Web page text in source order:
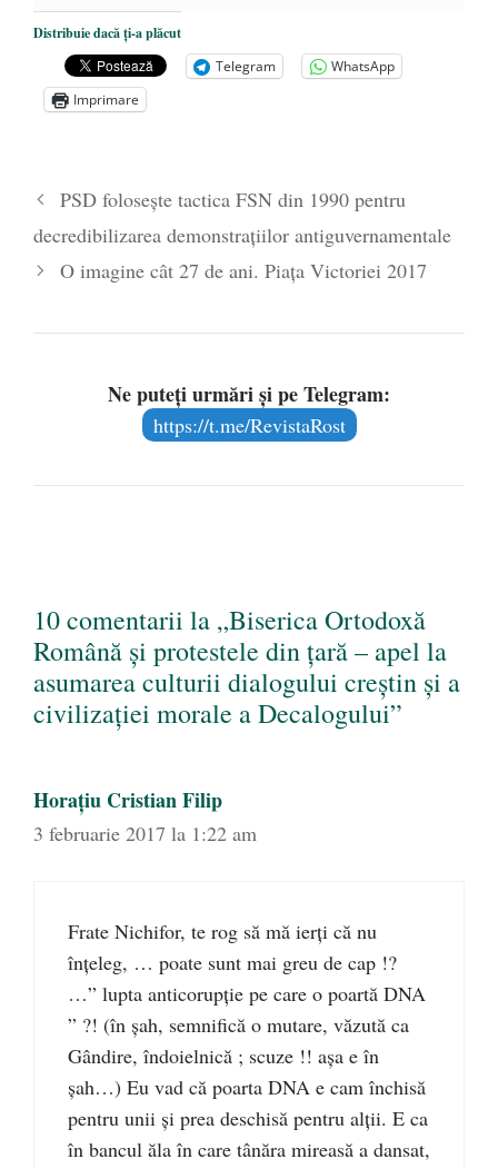
Distribuie dacă ți-a plăcut
Telegram
WhatsApp
Imprimare
PSD folosește tactica FSN din 1990 pentru
decredibilizarea demonstrațiilor antiguvernamentale
O imagine cât 27 de ani. Piața Victoriei 2017
Ne puteți urmări și pe Telegram:
https://t.me/RevistaRost
10 comentarii la „Biserica Ortodoxă
Română și protestele din țară – apel la
asumarea culturii dialogului creștin și a
civilizației morale a Decalogului”
Horațiu Cristian Filip
3 februarie 2017 la 1:22 am
Frate Nichifor, te rog să mă ierți că nu
înțeleg, … poate sunt mai greu de cap !?
…” lupta anticorupție pe care o poartă DNA
” ?! (în șah, semnifică o mutare, văzută ca
Gândire, îndoielnică ; scuze !! așa e în
șah…) Eu vad că poarta DNA e cam închisă
pentru unii și prea deschisă pentru alții. E ca
în bancul ăla în care tânăra mireasă a dansat,